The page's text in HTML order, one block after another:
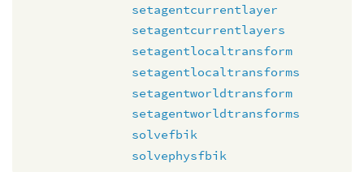
setagentcurrentlayer
setagentcurrentlayers
setagentlocaltransform
setagentlocaltransforms
setagentworldtransform
setagentworldtransforms
solvefbik
solvephysfbik